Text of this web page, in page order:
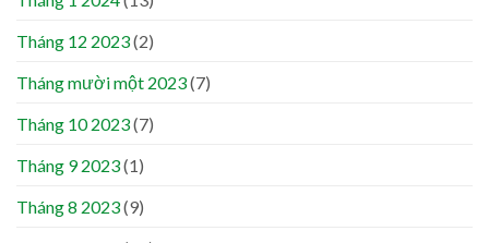
Tháng 12 2023(2)
Tháng mười một 2023(7)
Tháng 10 2023(7)
Tháng 9 2023(1)
Tháng 8 2023(9)